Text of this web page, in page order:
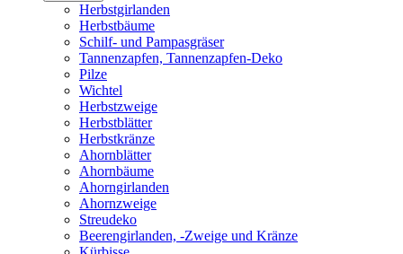
Herbstgirlanden
Herbstbäume
Schilf- und Pampasgräser
Tannenzapfen, Tannenzapfen-Deko
Pilze
Wichtel
Herbstzweige
Herbstblätter
Herbstkränze
Ahornblätter
Ahornbäume
Ahorngirlanden
Ahornzweige
Streudeko
Beerengirlanden, -Zweige und Kränze